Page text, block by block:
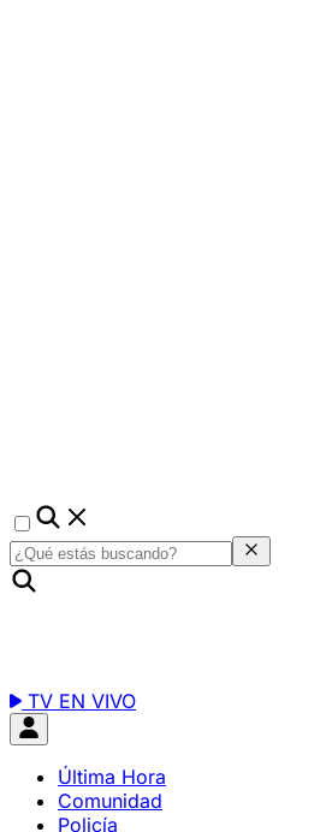
TV EN VIVO
Última Hora
Comunidad
Policía